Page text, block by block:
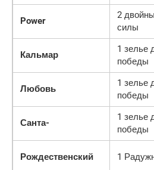
Power
2
силы
Кальмар
1 зелье
победы
Любовь
1 зелье
победы
Санта-
1 зелье
победы
Рождественский 1